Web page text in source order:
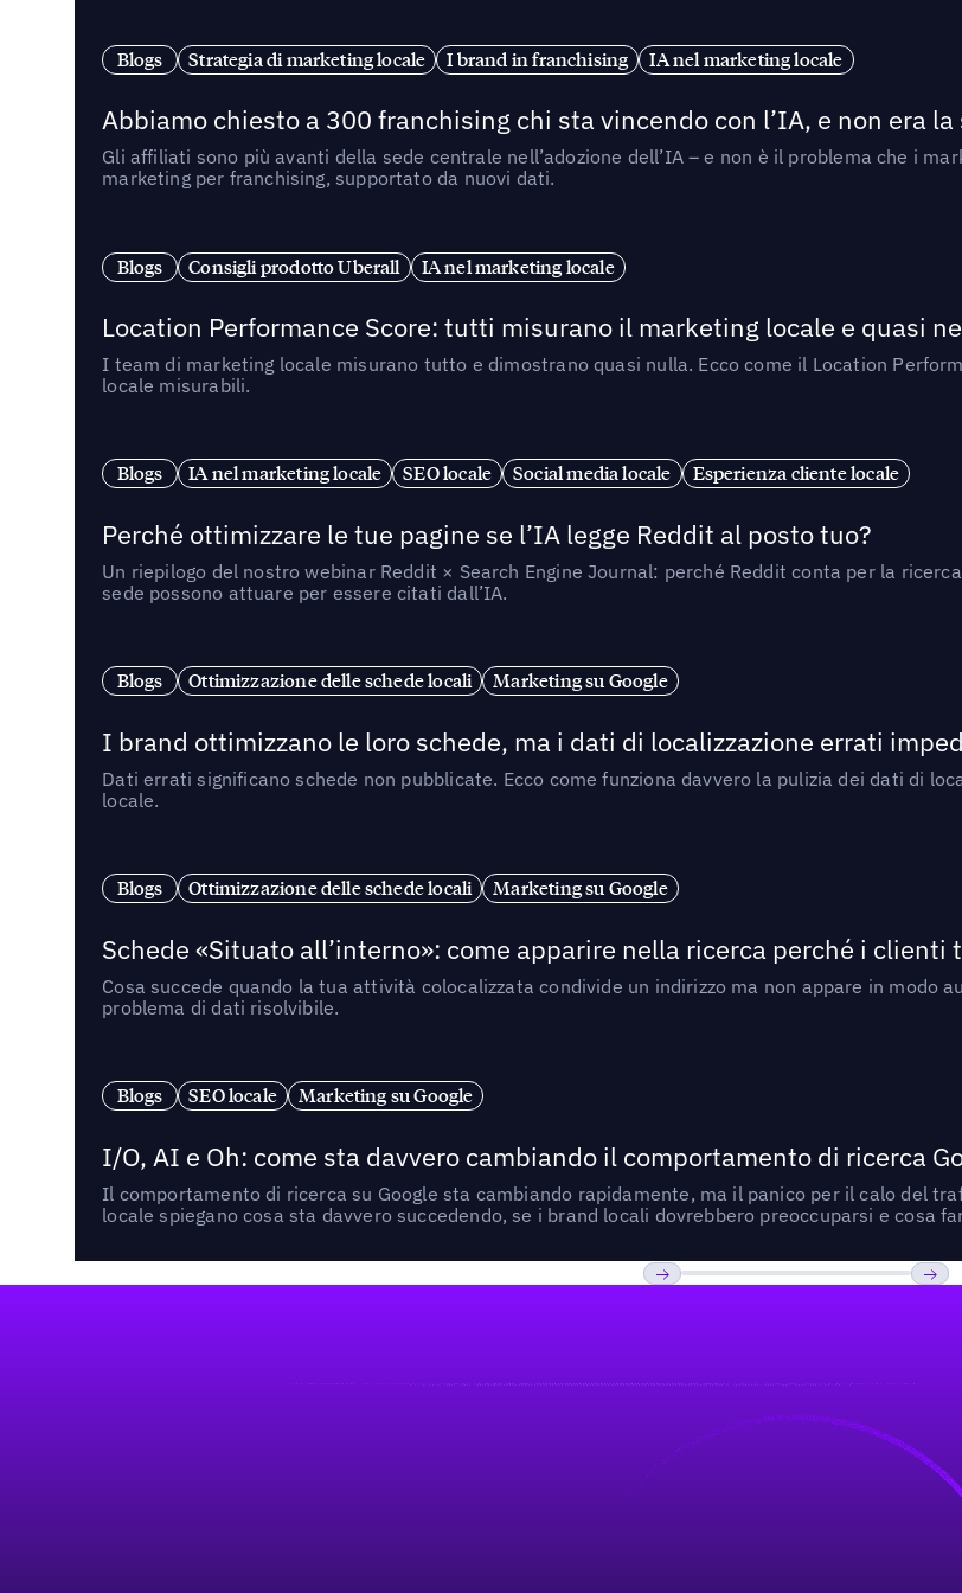
Blogs Strategia di marketing locale I brand in franchising IA nel marketing locale
Abbiamo chiesto a 300 franchising chi sta vincendo con l’IA, e non era
Gli affiliati sono più avanti della sede centrale nell’adozione dell’IA – e non è il problema che i
marketing per franchising, supportato da nuovi dati.
Blogs Consigli prodotto Uberall IA nel marketing locale
Location Performance Score: tutti misurano il marketing locale e quasi
I team di marketing locale misurano tutto e dimostrano quasi nulla. Ecco come il Location
locale misurabili.
Blogs IA nel marketing locale SEO locale Social media locale Esperienza cliente locale
Perché ottimizzare le tue pagine se l’IA legge Reddit al posto tuo?
Un riepilogo del nostro webinar Reddit × Search Engine Journal: perché Reddit conta per la
sede possono attuare per essere citati dall’IA.
Blogs Ottimizzazione delle schede locali Marketing su Google
I brand ottimizzano le loro schede, ma i dati di localizzazione errati
Dati errati significano schede non pubblicate. Ecco come funziona davvero la pulizia dei dati di
locale.
Blogs Ottimizzazione delle schede locali Marketing su Google
Schede «Situato all’interno»: come apparire nella ricerca perché i clienti
Cosa succede quando la tua attività colocalizzata condivide un indirizzo ma non appare in modo
problema di dati risolvibile.
Blogs SEO locale Marketing su Google
I/O, AI e Oh: come sta davvero cambiando il comportamento di ricerca
Il comportamento di ricerca su Google sta cambiando rapidamente, ma il panico per il calo del
locale spiegano cosa sta davvero succedendo, se i brand locali dovrebbero preoccuparsi e cosa